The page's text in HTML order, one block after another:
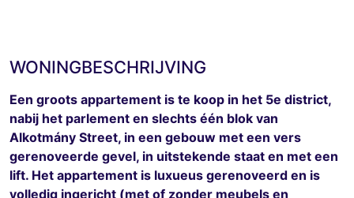
WONINGBESCHRIJVING
Een groots appartement is te koop in het 5e district,
nabij het parlement en slechts één blok van
Alkotmány Street, in een gebouw met een vers
gerenoveerde gevel, in uitstekende staat en met een
lift. Het appartement is luxueus gerenoveerd en is
volledig ingericht (met of zonder meubels en